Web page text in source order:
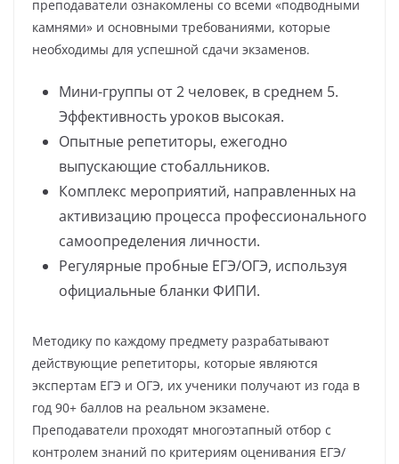
преподаватели ознакомлены со всеми «подводными
камнями» и основными требованиями, которые
необходимы для успешной сдачи экзаменов.
Мини-группы от 2 человек, в среднем 5.
Эффективность уроков высокая.
Опытные репетиторы, ежегодно
выпускающие стобалльников.
Комплекс мероприятий, направленных на
активизацию процесса профессионального
самоопределения личности.
Регулярные пробные ЕГЭ/ОГЭ, используя
официальные бланки ФИПИ.
Методику по каждому предмету разрабатывают
действующие репетиторы, которые являются
экспертам ЕГЭ и ОГЭ, их ученики получают из года в
год 90+ баллов на реальном экзамене.
Преподаватели проходят многоэтапный отбор с
контролем знаний по критериям оценивания ЕГЭ/